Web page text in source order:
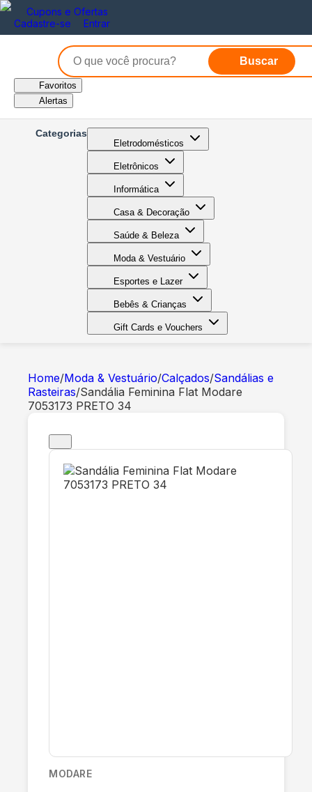
Cupons e Ofertas
Cadastre-se
Entrar
Buscar
Favoritos
Alertas
Categorias
Eletrodomésticos
Eletrônicos
Informática
Casa & Decoração
Saúde & Beleza
Moda & Vestuário
Esportes e Lazer
Bebês & Crianças
Gift Cards e Vouchers
Home/Moda & Vestuário/Calçados/Sandálias e
Rasteiras/Sandália Feminina Flat Modare
7053173 PRETO 34
MODARE